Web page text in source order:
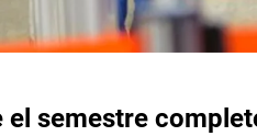
semestre